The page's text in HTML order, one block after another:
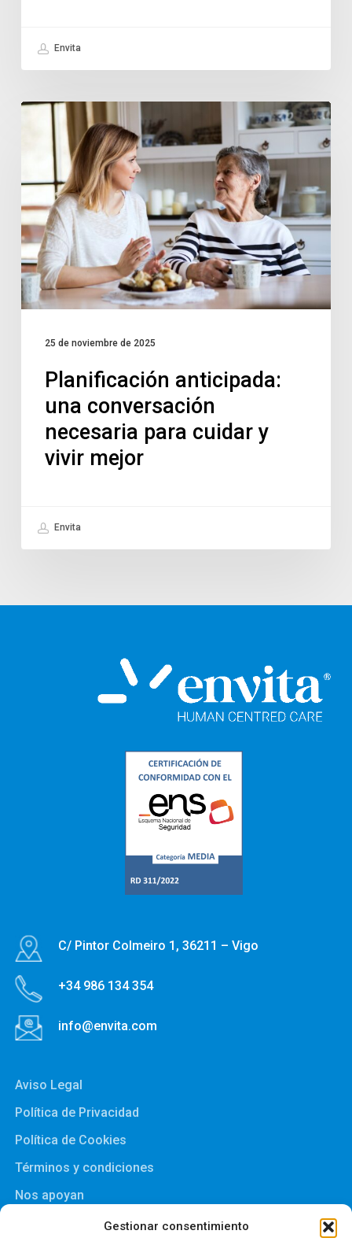
Gestionar consentimiento
Envita
25 de noviembre de 2025
Planificación anticipada:
una conversación
necesaria para cuidar y
vivir mejor
Envita
C/ Pintor Colmeiro 1, 36211 – Vigo
+34 986 134 354
info@envita.com
Aviso Legal
Política de Privacidad
Política de Cookies
Términos y condiciones
Nos apoyan